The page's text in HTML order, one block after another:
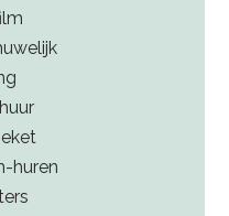
huren